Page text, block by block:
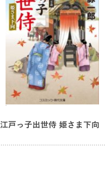
江戸っ子出世侍 姫さま下向